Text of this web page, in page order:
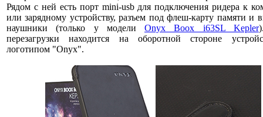
Рядом с ней есть порт mini-usb для подключения ридера к
или зарядному устройству, разъем под флеш-карту памяти и
наушники (только у модели Onyx Boox i63SL Kepler
перезагрузки находится на оборотной стороне
логотипом "Onyx".